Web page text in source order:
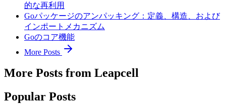
的な再利用
Goパッケージのアンパッキング：定義、構造、および
インポートメカニズム
Goのコア機能
More Posts
More Posts from Leapcell
Popular Posts